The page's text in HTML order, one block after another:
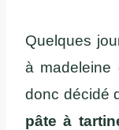
Quelques
à madeleine
donc décidé
pâte à